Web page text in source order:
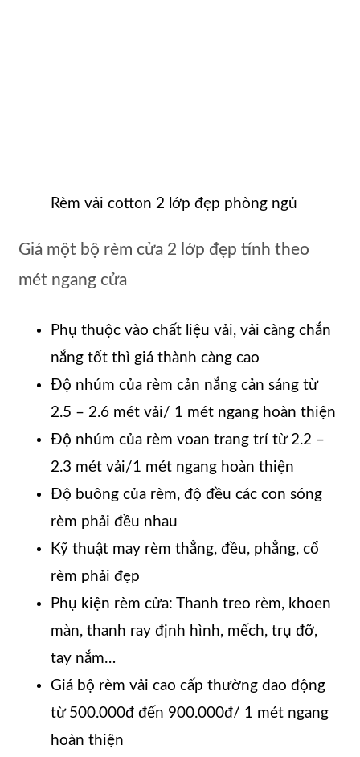
Rèm vải cotton 2 lớp đẹp phòng ngủ
Giá một bộ rèm cửa 2 lớp đẹp tính theo
mét ngang cửa
Phụ thuộc vào chất liệu vải, vải càng chắn
nắng tốt thì giá thành càng cao
Độ nhúm của rèm cản nắng cản sáng từ
2.5 – 2.6 mét vải/ 1 mét ngang hoàn thiện
Độ nhúm của rèm voan trang trí từ 2.2 –
2.3 mét vải/1 mét ngang hoàn thiện
Độ buông của rèm, độ đều các con sóng
rèm phải đều nhau
Kỹ thuật may rèm thẳng, đều, phẳng, cổ
rèm phải đẹp
Phụ kiện rèm cửa: Thanh treo rèm, khoen
màn, thanh ray định hình, mếch, trụ đỡ,
tay nắm…
Giá bộ rèm vải cao cấp thường dao động
từ 500.000đ đến 900.000đ/ 1 mét ngang
hoàn thiện